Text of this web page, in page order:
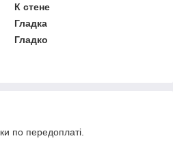
К стене
Гладка
Гладко
по передоплаті.